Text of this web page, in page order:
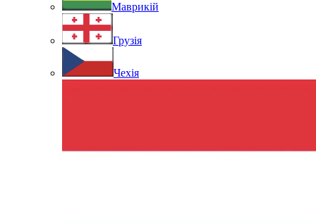
Маврикій
Грузія
Чехія